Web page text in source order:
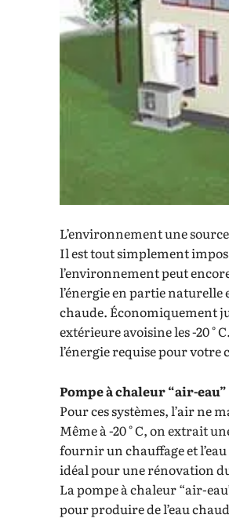
L’environnement une
Il est tout simplement
l’environnement peut
l’énergie en partie naturelle
chaude. Économiquement
extérieure avoisine les -20
l’énergie requise pour votre
Pompe à chaleur “air-eau”
Pour ces systèmes, l’air ne
Même à -20 ° C, on extrait
fournir un chauffage et
idéal pour une rénovation
La pompe à chaleur “air-
pour produire de l’eau